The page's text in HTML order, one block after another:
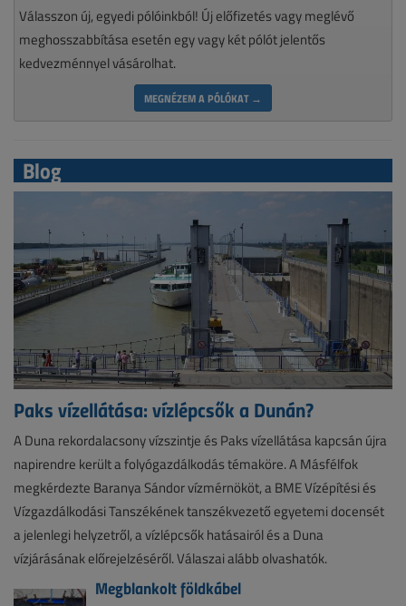
Válasszon új, egyedi pólóinkból! Új előfizetés vagy meglévő
meghosszabbítása esetén egy vagy két pólót jelentős
kedvezménnyel vásárolhat.
MEGNÉZEM A PÓLÓKAT →
Blog
Paks vízellátása: vízlépcsők a Dunán?
A Duna rekordalacsony vízszintje és Paks vízellátása kapcsán újra
napirendre került a folyógazdálkodás témaköre. A Másfélfok
megkérdezte Baranya Sándor vízmérnököt, a BME Vízépítési és
Vízgazdálkodási Tanszékének tanszékvezető egyetemi docensét
a jelenlegi helyzetről, a vízlépcsők hatásairól és a Duna
vízjárásának előrejelzéséről. Válaszai alább olvashatók.
Megblankolt földkábel